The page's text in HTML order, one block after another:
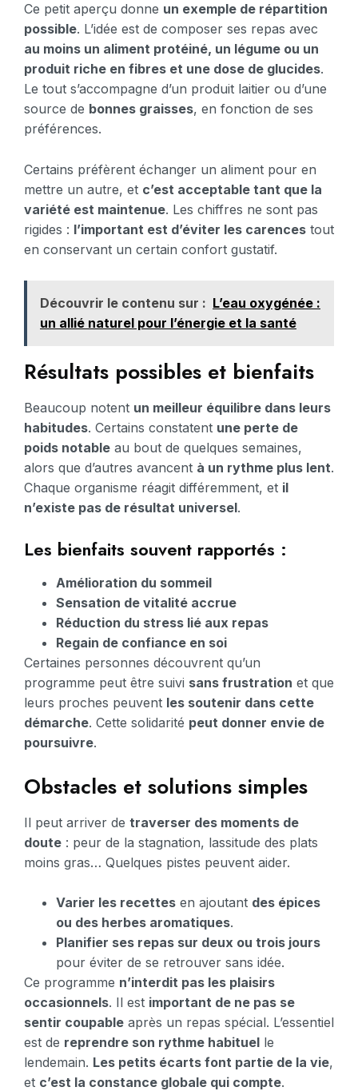
Ce petit aperçu donne un exemple de répartition
possible. L’idée est de composer ses repas avec
au moins un aliment protéiné, un légume ou un
produit riche en fibres et une dose de glucides.
Le tout s’accompagne d’un produit laitier ou d’une
source de bonnes graisses, en fonction de ses
préférences.
Certains préfèrent échanger un aliment pour en
mettre un autre, et c’est acceptable tant que la
variété est maintenue. Les chiffres ne sont pas
rigides : l’important est d’éviter les carences tout
en conservant un certain confort gustatif.
Découvrir le contenu sur : L’eau oxygénée :
un allié naturel pour l’énergie et la santé
Résultats possibles et bienfaits
Beaucoup notent un meilleur équilibre dans leurs
habitudes. Certains constatent une perte de
poids notable au bout de quelques semaines,
alors que d’autres avancent à un rythme plus lent.
Chaque organisme réagit différemment, et il
n’existe pas de résultat universel.
Les bienfaits souvent rapportés :
Amélioration du sommeil
Sensation de vitalité accrue
Réduction du stress lié aux repas
Regain de confiance en soi
Certaines personnes découvrent qu’un
programme peut être suivi sans frustration et que
leurs proches peuvent les soutenir dans cette
démarche. Cette solidarité peut donner envie de
poursuivre.
Obstacles et solutions simples
Il peut arriver de traverser des moments de
doute : peur de la stagnation, lassitude des plats
moins gras… Quelques pistes peuvent aider.
Varier les recettes en ajoutant des épices
ou des herbes aromatiques.
Planifier ses repas sur deux ou trois jours
pour éviter de se retrouver sans idée.
Ce programme n’interdit pas les plaisirs
occasionnels. Il est important de ne pas se
sentir coupable après un repas spécial. L’essentiel
est de reprendre son rythme habituel le
lendemain. Les petits écarts font partie de la vie,
et c’est la constance globale qui compte.